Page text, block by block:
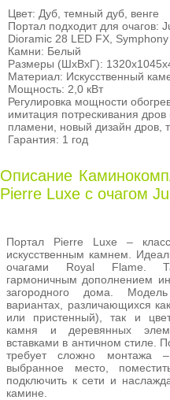
Цвет: Дуб, темный дуб, венге
Портал подходит для очагов:
Dioramic 28 LED FX,
Камни: Белый
Размеры (ШхВхГ):
Материал: Искусственный
Мощность: 2,0 кВт
Регулировка мощности
имитация потрескивания дров
пламени, новый дизайн дров,
Гарантия: 1 год
Описание
Pierre Luxe с очагом
Портал Pierre Luxe –
искусственным камнем.
очагами Royal Flame.
гармоничным дополнением
загородного дома.
вариантах, различающихся
или пристенный), так и
камня и деревянных
вставками в античном стиле.
требует сложно монтажа
выбранное место,
подключить к сети и
камине.